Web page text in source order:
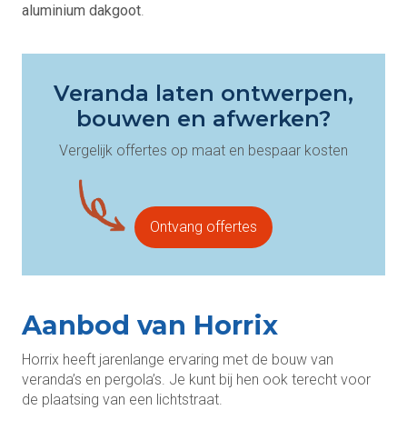
aluminium dakgoot.
Veranda laten ontwerpen,
bouwen en afwerken?
Vergelijk offertes op maat en bespaar kosten
Ontvang offertes
Aanbod van Horrix
Horrix heeft jarenlange ervaring met de bouw van
veranda’s en pergola’s. Je kunt bij hen ook terecht voor
de plaatsing van een lichtstraat.